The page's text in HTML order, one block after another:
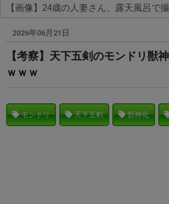
Powered by livedoor 相互RSS
2026年06月21日
【考察】天下五剣のモンドリ獣
ｗｗｗ
モンドリ 天下五剣 獣神化